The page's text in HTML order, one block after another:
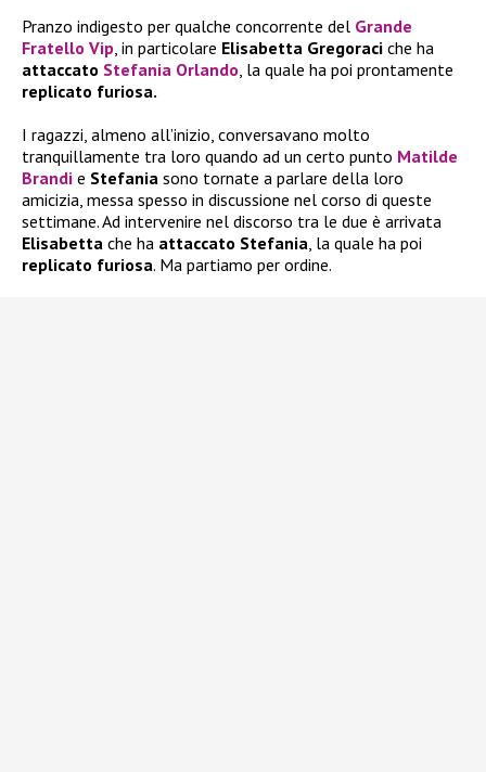
Pranzo indigesto per qualche concorrente del Grande
Fratello Vip, in particolare Elisabetta Gregoraci che ha
attaccato Stefania Orlando, la quale ha poi prontamente
replicato furiosa.
I ragazzi, almeno all’inizio, conversavano molto
tranquillamente tra loro quando ad un certo punto Matilde
Brandi e Stefania sono tornate a parlare della loro
amicizia, messa spesso in discussione nel corso di queste
settimane. Ad intervenire nel discorso tra le due è arrivata
Elisabetta che ha attaccato Stefania, la quale ha poi
replicato furiosa. Ma partiamo per ordine.